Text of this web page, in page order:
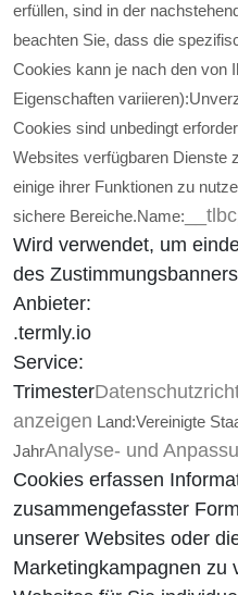
erfüllen, sind in der
beachten Sie, dass die
Cookies kann je nach den von
Eigenschaften variieren):
Cookies sind unbedingt
Websites verfügbaren Dienste
einige ihrer Funktionen zu
sichere Bereiche.Name:
Wird verwendet, um
des
Anbieter:
.termly.io
Service:
Trimester
anzeigen Land:Vereinigte
JahrAnalyse- und
Cookies erfassen
zusammengefasster
unserer Websites oder
Marketingkampagnen zu